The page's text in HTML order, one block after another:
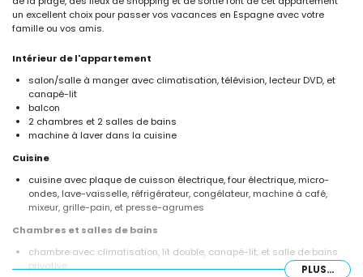
un excellent choix pour passer vos vacances en Espagne avec votre
famille ou vos amis.
Intérieur de l'appartement
salon/salle à manger avec climatisation, télévision, lecteur DVD, et
canapé-lit
balcon
2 chambres et 2 salles de bains
machine à laver dans la cuisine
Cuisine
cuisine avec plaque de cuisson électrique, four électrique, micro-
ondes, lave-vaisselle, réfrigérateur, congélateur, machine à café,
mixeur, grille-pain, et presse-agrumes
Chambres et salles de bains
chambre avec climatisation, lit double, canapé-lit, et salle de bains
privative
PLUS...